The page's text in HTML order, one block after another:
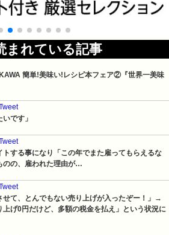
まれている記事
簡単!美味い!レシピ本フェア②『世界一美味
です」
する事になり「この年でまた雇ってもらえるな
のの、雇われた理由が…
せて、とんでもない売り上げが入ったぞー！」→
げ0円だけど、多額の税金を払え」という状況に